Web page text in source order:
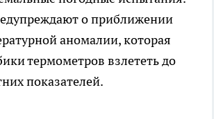
о приближении
аномалии, которая
термометров взлететь до
показателей.